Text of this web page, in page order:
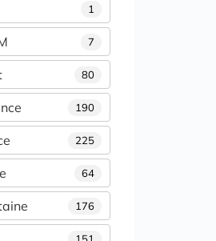
1
7
80
190
225
64
176